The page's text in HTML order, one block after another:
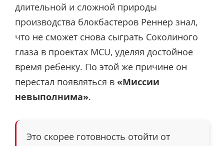
длительной и сложной природы
производства блокбастеров Реннер знал,
что не сможет снова сыграть Соколиного
глаза в проектах MCU, уделяя достойное
время ребенку. По этой же причине он
перестал появляться в «Миссии
невыполнима».
Это скорее готовность отойти от